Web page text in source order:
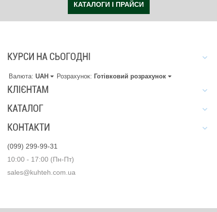
КАТАЛОГИ І ПРАЙСИ
КУРСИ НА СЬОГОДНІ
Валюта: UAH Розрахунок: Готівковий розрахунок
КЛІЄНТАМ
КАТАЛОГ
КОНТАКТИ
(099) 299-99-31
10:00 - 17:00 (Пн-Пт)
sales@kuhteh.com.ua